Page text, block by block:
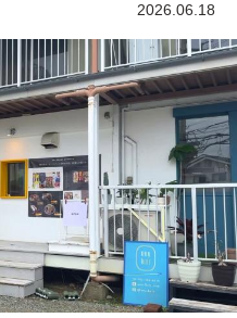
2026.06.18